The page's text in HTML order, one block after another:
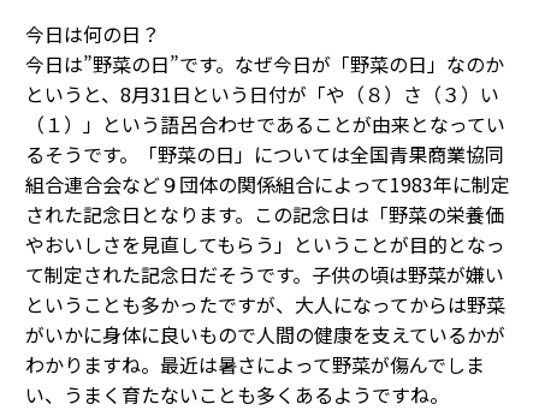
今日は何の日？
今日は”野菜の日”です。なぜ今日が「野菜の日」なのか
というと、8月31日という日付が「や（８）さ（３）い
（１）」という語呂合わせであることが由来となってい
るそうです。「野菜の日」については全国青果商業協同
組合連合会など９団体の関係組合によって1983年に制定
された記念日となります。この記念日は「野菜の栄養価
やおいしさを見直してもらう」ということが目的となっ
て制定された記念日だそうです。子供の頃は野菜が嫌い
ということも多かったですが、大人になってからは野菜
がいかに身体に良いもので人間の健康を支えているかが
わかりますね。最近は暑さによって野菜が傷んでしま
い、うまく育たないことも多くあるようですね。